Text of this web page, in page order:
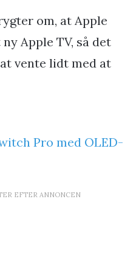
om, at Apple
Apple TV, så det
vente lidt med at
Pro med OLED-
EFTER ANNONCEN